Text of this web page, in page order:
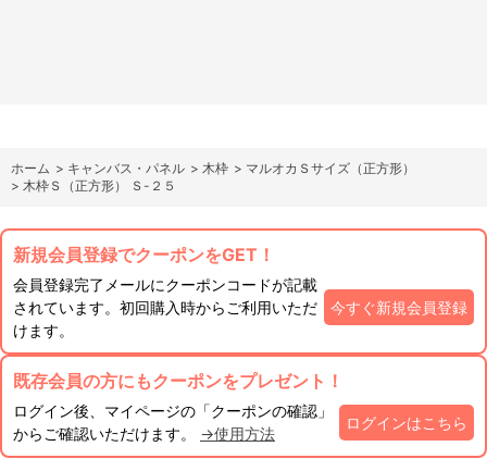
ホーム > キャンバス・パネル > 木枠 > マルオカＳサイズ（正方形）
> 木枠Ｓ（正方形） Ｓ-２５
新規会員登録でクーポンをGET！
会員登録完了メールにクーポンコードが記載
されています。初回購入時からご利用いただ
けます。
今すぐ新規会員登録
既存会員の方にもクーポンをプレゼント！
ログイン後、マイページの「クーポンの確認」
からご確認いただけます。 →使用方法
ログインはこちら